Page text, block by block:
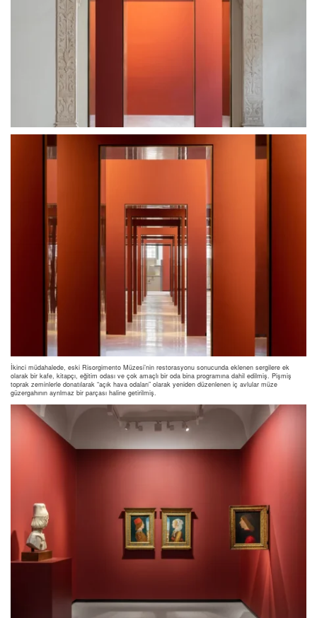
İkinci müdahalede, eski Risorgimento Müzesi’nin restorasyonu sonucunda eklenen sergilere ek
olarak bir kafe, kitapçı, eğitim odası ve çok amaçlı bir oda bina programına dahil edilmiş. Pişmiş
toprak zeminlerle donatılarak “açık hava odaları” olarak yeniden düzenlenen iç avlular müze
güzergahının ayrılmaz bir parçası haline getirilmiş.